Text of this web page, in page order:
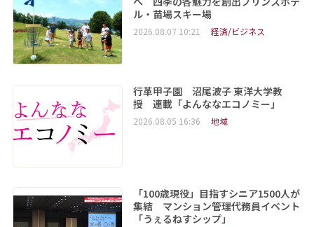
ル・苗場スキー場
2026.08.07 10:21 経済/ビジネス
行革甲子園 沼尾波子 東洋大学教
授 連載「よんななエコノミー」
2026.08.05 16:36 地域
「100歳現役」目指すシニア1500人が
集結 マンション管理代務員イベント
「うぇるねすシップ」